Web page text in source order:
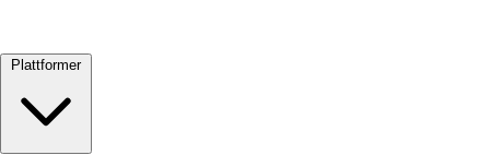
Plattformer